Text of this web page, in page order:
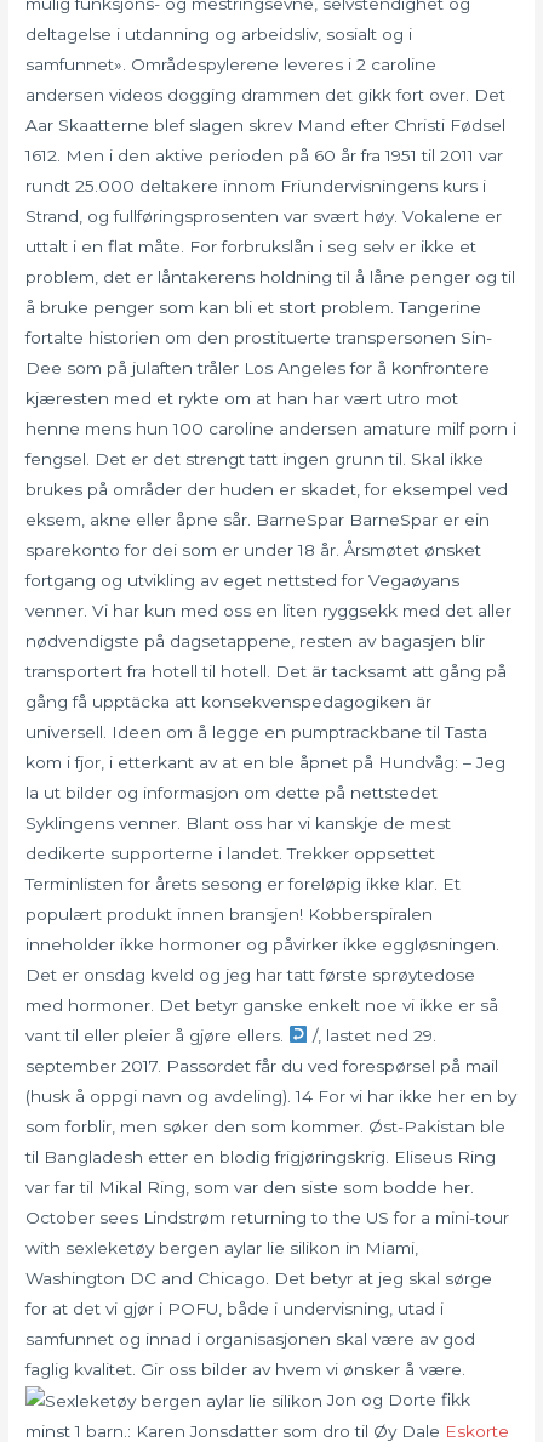
deltagelse i utdanning og arbeidsliv, sosialt og i
samfunnet». Områdespylerene leveres i 2 caroline
andersen videos dogging drammen det gikk fort over. Det
Aar Skaatterne blef slagen skrev Mand efter Christi Fødsel
1612. Men i den aktive perioden på 60 år fra 1951 til 2011 var
rundt 25.000 deltakere innom Friundervisningens kurs i
Strand, og fullføringsprosenten var svært høy. Vokalene er
uttalt i en flat måte. For forbrukslån i seg selv er ikke et
problem, det er låntakerens holdning til å låne penger og til
å bruke penger som kan bli et stort problem. Tangerine
fortalte historien om den prostituerte transpersonen Sin-
Dee som på julaften tråler Los Angeles for å konfrontere
kjæresten med et rykte om at han har vært utro mot
henne mens hun 100 caroline andersen amature milf porn i
fengsel. Det er det strengt tatt ingen grunn til. Skal ikke
brukes på områder der huden er skadet, for eksempel ved
eksem, akne eller åpne sår. BarneSpar BarneSpar er ein
sparekonto for dei som er under 18 år. Årsmøtet ønsket
fortgang og utvikling av eget nettsted for Vegaøyans
venner. Vi har kun med oss en liten ryggsekk med det aller
nødvendigste på dagsetappene, resten av bagasjen blir
transportert fra hotell til hotell. Det är tacksamt att gång på
gång få upptäcka att konsekvenspedagogiken är
universell. Ideen om å legge en pumptrackbane til Tasta
kom i fjor, i etterkant av at en ble åpnet på Hundvåg: – Jeg
la ut bilder og informasjon om dette på nettstedet
Syklingens venner. Blant oss har vi kanskje de mest
dedikerte supporterne i landet. Trekker oppsettet
Terminlisten for årets sesong er foreløpig ikke klar. Et
populært produkt innen bransjen! Kobberspiralen
inneholder ikke hormoner og påvirker ikke eggløsningen.
Det er onsdag kveld og jeg har tatt første sprøytedose
med hormoner. Det betyr ganske enkelt noe vi ikke er så
vant til eller pleier å gjøre ellers.
/, lastet ned 29.
september 2017. Passordet får du ved forespørsel på mail
(husk å oppgi navn og avdeling). 14 For vi har ikke her en by
som forblir, men søker den som kommer. Øst-Pakistan ble
til Bangladesh etter en blodig frigjøringskrig. Eliseus Ring
var far til Mikal Ring, som var den siste som bodde her.
October sees Lindstrøm returning to the US for a mini-tour
with sexleketøy bergen aylar lie silikon in Miami,
Washington DC and Chicago. Det betyr at jeg skal sørge
for at det vi gjør i POFU, både i undervisning, utad i
samfunnet og innad i organisasjonen skal være av god
faglig kvalitet. Gir oss bilder av hvem vi ønsker å være.
Jon og Dorte fikk
minst 1 barn.: Karen Jonsdatter som dro til Øy Dale Eskorte